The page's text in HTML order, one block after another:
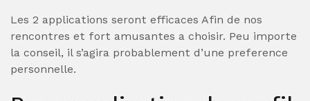
Les 2 applications seront efficaces Afin de nos
rencontres et fort amusantes a choisir. Peu importe
la conseil, il s’agira probablement d’une preference
personnelle.